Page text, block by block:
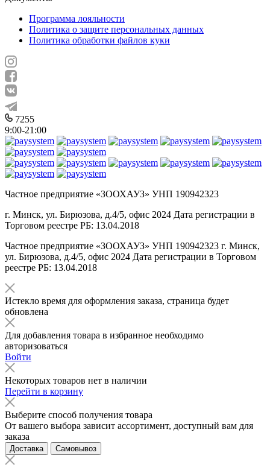
Программа лояльности
Политика о защите персональных данных
Политика обработки файлов куки
7255
9:00-21:00
Частное предприятие «ЗООХАУЗ» УНП 190942323
г. Минск, ул. Бирюзова, д.4/5, офис 2024 Дата регистрации в
Торговом реестре РБ: 13.04.2018
Частное предприятие «ЗООХАУЗ» УНП 190942323 г. Минск,
ул. Бирюзова, д.4/5, офис 2024 Дата регистрации в Торговом
реестре РБ: 13.04.2018
Истекло время для оформления заказа, страница будет
обновлена
Для добавления товара в избранное необходимо
авторизоваться
Войти
Некоторых товаров нет в наличии
Перейти в корзину
Выберите способ получения товара
От вашего выбора зависит ассортимент, доступный вам для
заказа
Доставка Самовывоз